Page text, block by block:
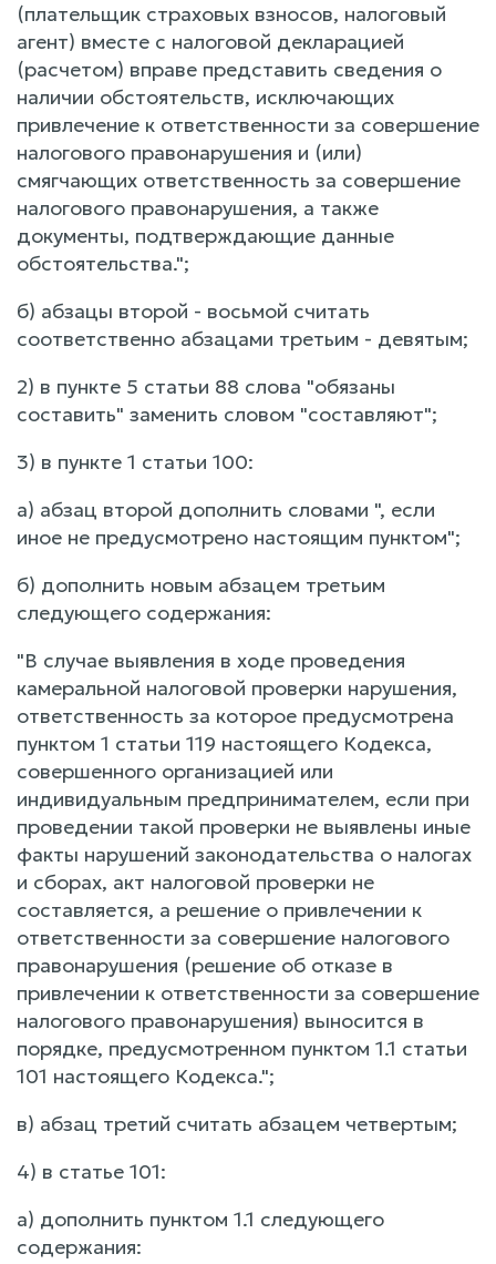
(плательщик страховых взносов, налоговый
агент) вместе с налоговой декларацией
(расчетом) вправе представить сведения о
наличии обстоятельств, исключающих
привлечение к ответственности за совершение
налогового правонарушения и (или)
смягчающих ответственность за совершение
налогового правонарушения, а также
документы, подтверждающие данные
обстоятельства.";
б) абзацы второй - восьмой считать
соответственно абзацами третьим - девятым;
2) в пункте 5 статьи 88 слова "обязаны
составить" заменить словом "составляют";
3) в пункте 1 статьи 100:
а) абзац второй дополнить словами ", если
иное не предусмотрено настоящим пунктом";
б) дополнить новым абзацем третьим
следующего содержания:
"В случае выявления в ходе проведения
камеральной налоговой проверки нарушения,
ответственность за которое предусмотрена
пунктом 1 статьи 119 настоящего Кодекса,
совершенного организацией или
индивидуальным предпринимателем, если при
проведении такой проверки не выявлены иные
факты нарушений законодательства о налогах
и сборах, акт налоговой проверки не
составляется, а решение о привлечении к
ответственности за совершение налогового
правонарушения (решение об отказе в
привлечении к ответственности за совершение
налогового правонарушения) выносится в
порядке, предусмотренном пунктом 1.1 статьи
101 настоящего Кодекса.";
в) абзац третий считать абзацем четвертым;
4) в статье 101:
а) дополнить пунктом 1.1 следующего
содержания: